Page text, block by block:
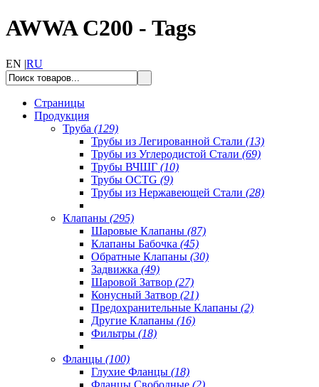
AWWA C200 - Tags
EN |RU
Страницы
Продукция
Труба (129)
Трубы из Легированной Стали (13)
Трубы из Углеродистой Стали (69)
Трубы ВЧШГ (10)
Трубы OCTG (9)
Трубы из Нержавеющей Стали (28)
Клапаны (295)
Шаровые Клапаны (87)
Клапаны Бабочка (45)
Обратные Клапаны (30)
Задвижка (49)
Шаровой Затвор (27)
Конусный Затвор (21)
Предохранительные Клапаны (2)
Другие Клапаны (16)
Фильтры (18)
Фланцы (100)
Глухие Фланцы (18)
Фланцы Свободные (2)